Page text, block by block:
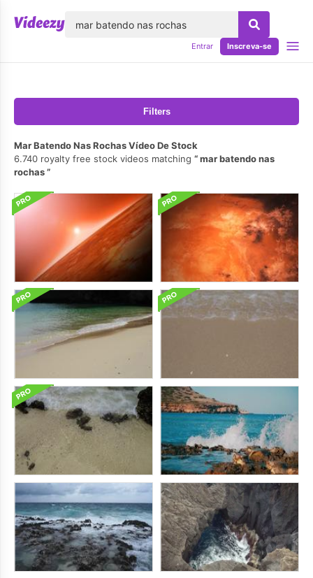
Entrar Inscreva-se
Filters
Mar Batendo Nas Rochas Vídeo De Stock
6.740 royalty free stock videos matching
mar batendo nas
rochas